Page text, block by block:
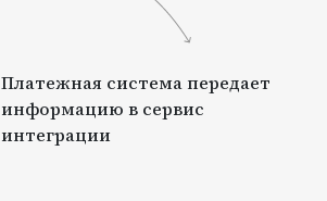
Платежная система передает
информацию в сервис
интеграции